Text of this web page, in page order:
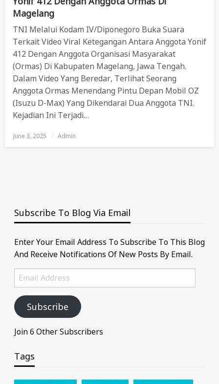
Magelang
TNI Melalui Kodam IV/Diponegoro Buka Suara
Terkait Video Viral Ketegangan Antara Anggota Yonif
412 Dengan Anggota Organisasi Masyarakat
(ormas) Di Kabupaten Magelang, Jawa Tengah.
Dalam Video Yang Beredar, Terlihat Seorang
Anggota Ormas Menendang Pintu Depan Mobil OZ
(Isuzu D-Max) Yang Dikendarai Dua Anggota TNI.
Kejadian Ini Terjadi…
Posted
June 3, 2025 Admin
Subscribe To Blog Via Email
Enter Your Email Address To Subscribe To This Blog
And Receive Notifications Of New Posts By Email.
Email
Address
Subscribe
Join 6 Other Subscribers
Tags